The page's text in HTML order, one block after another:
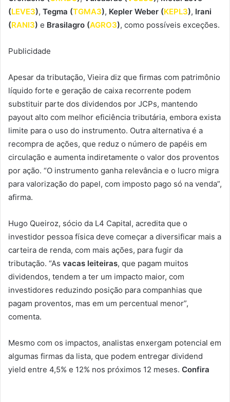
(LEVE3), Tegma (TGMA3), Kepler Weber (KEPL3), Irani
(RANI3) e Brasilagro (AGRO3), como possíveis exceções.
Publicidade
Apesar da tributação, Vieira diz que firmas com patrimônio
líquido forte e geração de caixa recorrente podem
substituir parte dos dividendos por JCPs, mantendo
payout alto com melhor eficiência tributária, embora exista
limite para o uso do instrumento. Outra alternativa é a
recompra de ações, que reduz o número de papéis em
circulação e aumenta indiretamente o valor dos proventos
por ação. “O instrumento ganha relevância e o lucro migra
para valorização do papel, com imposto pago só na venda”,
afirma.
Hugo Queiroz, sócio da L4 Capital, acredita que o
investidor pessoa física deve começar a diversificar mais a
carteira de renda, com mais ações, para fugir da
tributação. “As vacas leiteiras, que pagam muitos
dividendos, tendem a ter um impacto maior, com
investidores reduzindo posição para companhias que
pagam proventos, mas em um percentual menor”,
comenta.
Mesmo com os impactos, analistas enxergam potencial em
algumas firmas da lista, que podem entregar dividend
yield entre 4,5% e 12% nos próximos 12 meses. Confira